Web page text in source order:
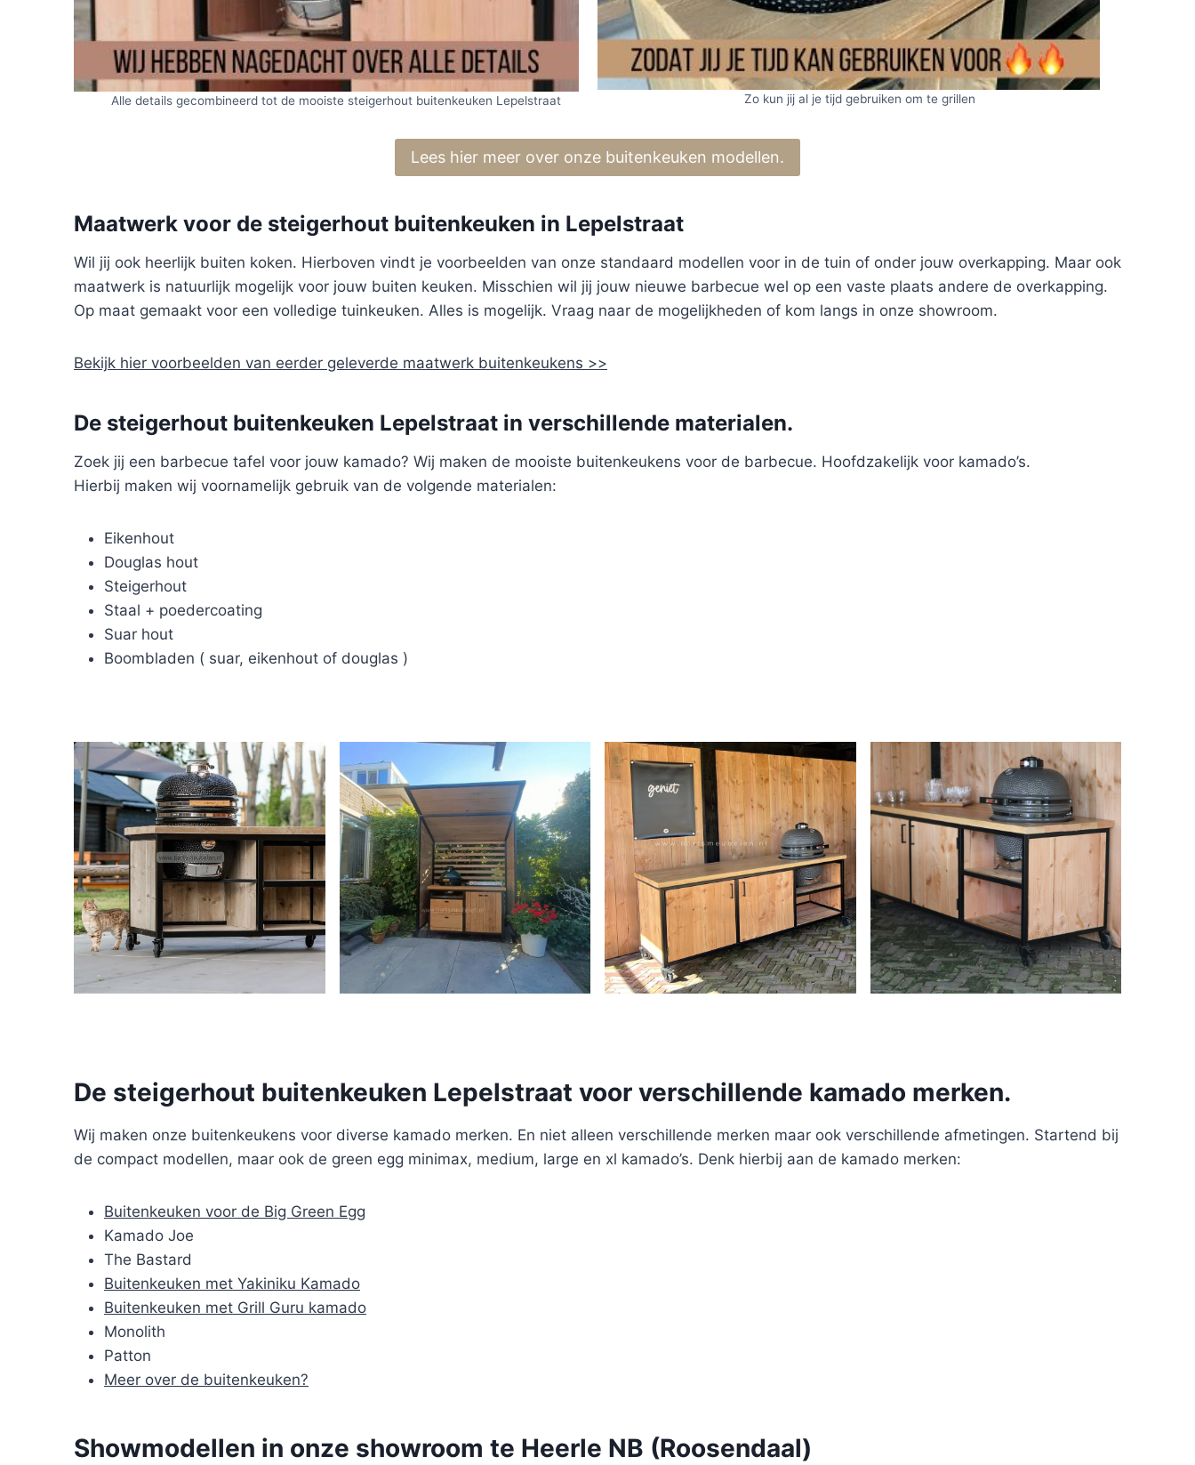
Alle details gecombineerd tot de mooiste steigerhout buitenkeuken Lepelstraat Zo kun jij al je tijd gebruiken om te grillen
Lees hier meer over onze buitenkeuken modellen.
Maatwerk voor de steigerhout buitenkeuken in Lepelstraat
Wil jij ook heerlijk buiten koken. Hierboven vindt je voorbeelden van onze standaard modellen voor in de tuin of onder jouw overkapping. Maar ook
maatwerk is natuurlijk mogelijk voor jouw buiten keuken. Misschien wil jij jouw nieuwe barbecue wel op een vaste plaats andere de overkapping.
Op maat gemaakt voor een volledige tuinkeuken. Alles is mogelijk. Vraag naar de mogelijkheden of kom langs in onze showroom.
Bekijk hier voorbeelden van eerder geleverde maatwerk buitenkeukens >>
De steigerhout buitenkeuken Lepelstraat in verschillende materialen.
Zoek jij een barbecue tafel voor jouw kamado? Wij maken de mooiste buitenkeukens voor de barbecue. Hoofdzakelijk voor kamado’s.
Hierbij maken wij voornamelijk gebruik van de volgende materialen:
Eikenhout
Douglas hout
Steigerhout
Staal + poedercoating
Suar hout
Boombladen ( suar, eikenhout of douglas )
De steigerhout buitenkeuken Lepelstraat voor verschillende kamado merken.
Wij maken onze buitenkeukens voor diverse kamado merken. En niet alleen verschillende merken maar ook verschillende afmetingen. Startend bij
de compact modellen, maar ook de green egg minimax, medium, large en xl kamado’s. Denk hierbij aan de kamado merken:
Buitenkeuken voor de Big Green Egg
Kamado Joe
The Bastard
Buitenkeuken met Yakiniku Kamado
Buitenkeuken met Grill Guru kamado
Monolith
Patton
Meer over de buitenkeuken?
Showmodellen in onze showroom te Heerle NB (Roosendaal)